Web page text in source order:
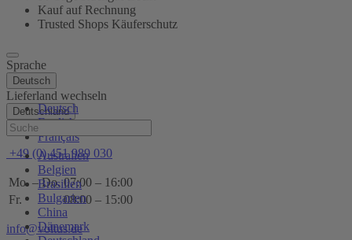
Kauf auf Rechnung
Trusted Shops Käuferschutz
Sprache
Deutsch
Deutsch
English
Français
Lieferland wechseln
Deutschland
Australien
Belgien
Brasilien
Bulgarien
China
Dänemark
Hilfe
+49 (0) 451 989 030
Mo. – Do. 07:00 – 16:00
Fr.
08:00 – 15:00
info@voltus.de